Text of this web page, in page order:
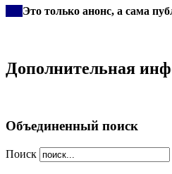
Это только анонс, а сама
Дополнительная
Объединенный поиск
Поиск